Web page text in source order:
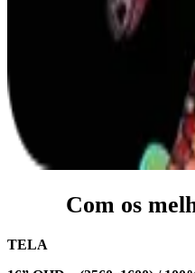
Com os
TELA